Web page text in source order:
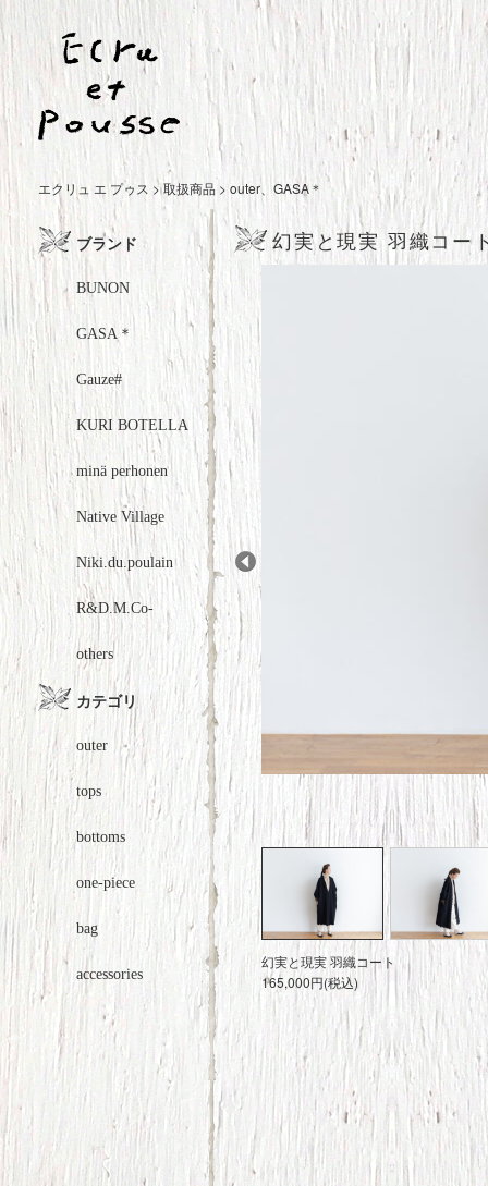
エクリュ エ プゥス >取扱商品 > outer GASA＊
ブランド
BUNON
GASA＊
Gauze#
KURI BOTELLA
minä perhonen
Native Village
Niki.du.poulain
R&D.M.Co-
others
カテゴリ
outer
tops
bottoms
one-piece
bag
accessories
幻実と現実 羽織コー
Prev
幻実と現実 羽織コート
165,000円(税込)